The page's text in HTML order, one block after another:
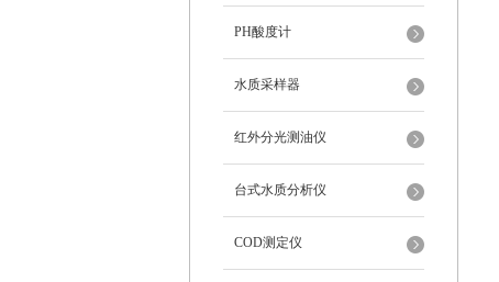
PH酸度计
水质采样器
红外分光测油仪
台式水质分析仪
COD测定仪